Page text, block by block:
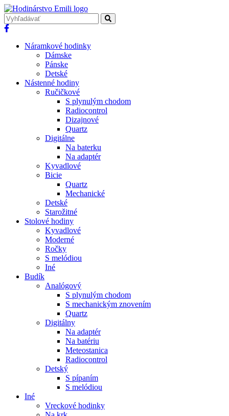
Náramkové hodinky
Dámske
Pánske
Detské
Nástenné hodiny
Ručičkové
S plynulým chodom
Radiocontrol
Dizajnové
Quartz
Digitálne
Na baterku
Na adaptér
Kyvadlové
Bicie
Quartz
Mechanické
Detské
Starožitné
Stolové hodiny
Kyvadlové
Moderné
Ročky
S melódiou
Iné
Budík
Analógový
S plynulým chodom
S mechanickým znovením
Quartz
Digitálny
Na adaptér
Na batériu
Meteostanica
Radiocontrol
Detský
S pípaním
S melódiou
Iné
Vreckové hodinky